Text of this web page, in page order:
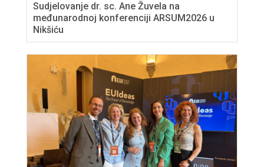
Sudjelovanje dr. sc. Ane Žuvela na
međunarodnoj konferenciji ARSUM2026 u
Nikšiću